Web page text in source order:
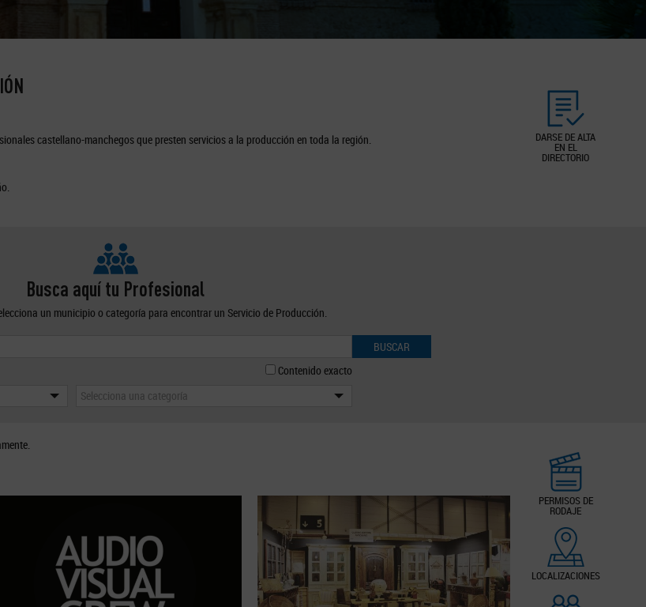
DARSE DE ALTA
EN EL
DIRECTORIO
castellano-manchegos que presten servicios a la producción en toda la región.
Busca aquí tu Profesional
un municipio o categoría para encontrar un Servicio de Producción.
BUSCAR
Contenido exacto
Selecciona una categoría
PERMISOS DE
RODAJE
LOCALIZACIONES